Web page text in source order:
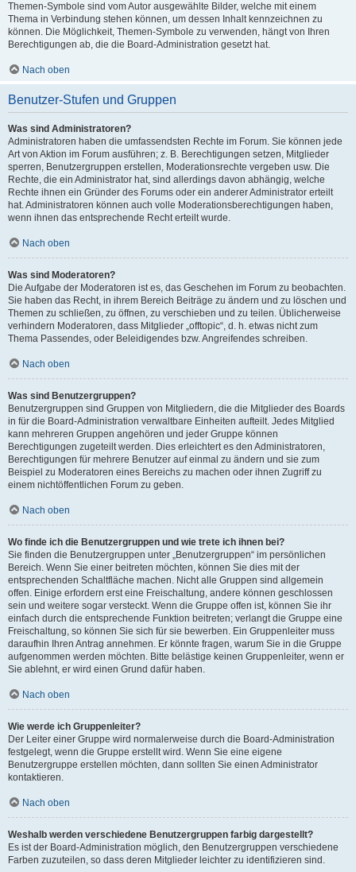
Themen-Symbole sind vom Autor ausgewählte Bilder, welche mit einem
Thema in Verbindung stehen können, um dessen Inhalt kennzeichnen zu
können. Die Möglichkeit, Themen-Symbole zu verwenden, hängt von Ihren
Berechtigungen ab, die die Board-Administration gesetzt hat.
Nach oben
Benutzer-Stufen und Gruppen
Was sind Administratoren?
Administratoren haben die umfassendsten Rechte im Forum. Sie können jede
Art von Aktion im Forum ausführen; z. B. Berechtigungen setzen, Mitglieder
sperren, Benutzergruppen erstellen, Moderationsrechte vergeben usw. Die
Rechte, die ein Administrator hat, sind allerdings davon abhängig, welche
Rechte ihnen ein Gründer des Forums oder ein anderer Administrator erteilt
hat. Administratoren können auch volle Moderationsberechtigungen haben,
wenn ihnen das entsprechende Recht erteilt wurde.
Nach oben
Was sind Moderatoren?
Die Aufgabe der Moderatoren ist es, das Geschehen im Forum zu beobachten.
Sie haben das Recht, in ihrem Bereich Beiträge zu ändern und zu löschen und
Themen zu schließen, zu öffnen, zu verschieben und zu teilen. Üblicherweise
verhindern Moderatoren, dass Mitglieder „offtopic“, d. h. etwas nicht zum
Thema Passendes, oder Beleidigendes bzw. Angreifendes schreiben.
Nach oben
Was sind Benutzergruppen?
Benutzergruppen sind Gruppen von Mitgliedern, die die Mitglieder des Boards
in für die Board-Administration verwaltbare Einheiten aufteilt. Jedes Mitglied
kann mehreren Gruppen angehören und jeder Gruppe können
Berechtigungen zugeteilt werden. Dies erleichtert es den Administratoren,
Berechtigungen für mehrere Benutzer auf einmal zu ändern und sie zum
Beispiel zu Moderatoren eines Bereichs zu machen oder ihnen Zugriff zu
einem nichtöffentlichen Forum zu geben.
Nach oben
Wo finde ich die Benutzergruppen und wie trete ich ihnen bei?
Sie finden die Benutzergruppen unter „Benutzergruppen“ im persönlichen
Bereich. Wenn Sie einer beitreten möchten, können Sie dies mit der
entsprechenden Schaltfläche machen. Nicht alle Gruppen sind allgemein
offen. Einige erfordern erst eine Freischaltung, andere können geschlossen
sein und weitere sogar versteckt. Wenn die Gruppe offen ist, können Sie ihr
einfach durch die entsprechende Funktion beitreten; verlangt die Gruppe eine
Freischaltung, so können Sie sich für sie bewerben. Ein Gruppenleiter muss
daraufhin Ihren Antrag annehmen. Er könnte fragen, warum Sie in die Gruppe
aufgenommen werden möchten. Bitte belästige keinen Gruppenleiter, wenn er
Sie ablehnt, er wird einen Grund dafür haben.
Nach oben
Wie werde ich Gruppenleiter?
Der Leiter einer Gruppe wird normalerweise durch die Board-Administration
festgelegt, wenn die Gruppe erstellt wird. Wenn Sie eine eigene
Benutzergruppe erstellen möchten, dann sollten Sie einen Administrator
kontaktieren.
Nach oben
Weshalb werden verschiedene Benutzergruppen farbig dargestellt?
Es ist der Board-Administration möglich, den Benutzergruppen verschiedene
Farben zuzuteilen, so dass deren Mitglieder leichter zu identifizieren sind.